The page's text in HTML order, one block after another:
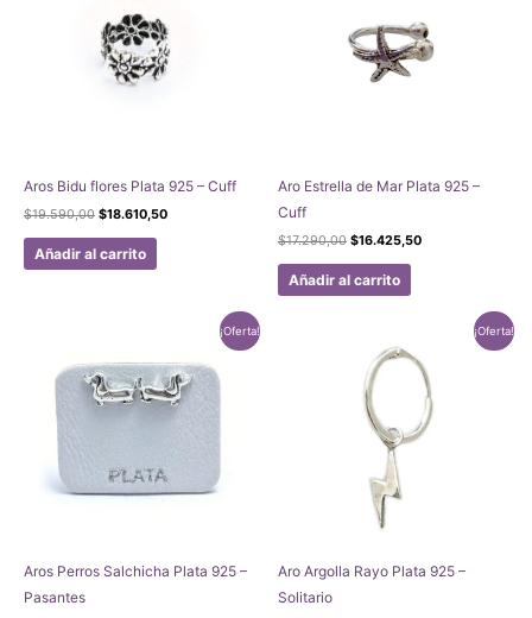
Aros Bidu flores Plata 925 – Cuff
$19.590,00 El
original
era:
$18.610,50El
Añadir al carrito
Aro Estrella de Mar Plata 925 –
Cuff
$17.290,00 El
original
era:
$16.425,50El
Añadir al carrito
¡Oferta!
Aros Perros Salchicha Plata 925 –
Pasantes
¡Oferta!
Aro Argolla Rayo Plata 925 –
Solitario